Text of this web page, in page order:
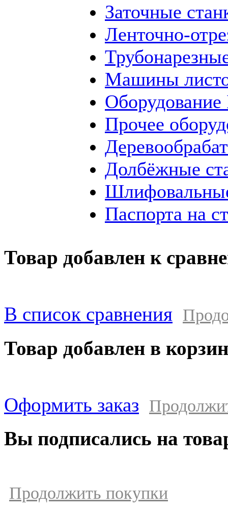
Заточные
Ленточно-
Машины
Прочее
Долбёжные
Паспорта на
Товар добавлен к
В список сравнения
Товар добавлен в
Оформить заказ
Вы подписались на
Продолжить покупки